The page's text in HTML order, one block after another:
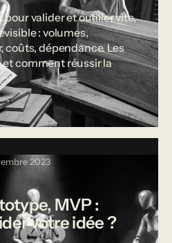
pour valider et outiller vite,
: volumes,
coûts, dépendance. Les
comment réussir la
2023
MVP :
votre idée ?